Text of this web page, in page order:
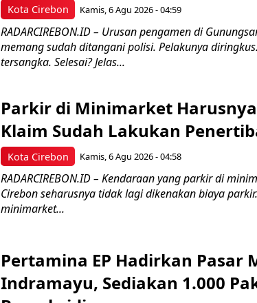
Kota Cirebon Kamis, 6 Agu 2026 - 04:59
RADARCIREBON.ID – Urusan pengamen di
memang sudah ditangani polisi. Pelakunya
tersangka. Selesai? Jelas...
Kota Cirebon
Parkir di Minimarket Harusnya
Klaim Sudah Lakukan
Kamis, 6 Agu 2026 - 04:58
RADARCIREBON.ID – Kendaraan yang parkir di
Cirebon seharusnya tidak lagi dikenakan biaya
minimarket...
Pertamina EP Hadirkan Pasar
Indramayu, Sediakan 1.000